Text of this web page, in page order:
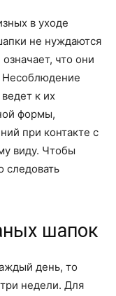
в уходе
не нуждаются
что они
Несоблюдение
к их
формы,
при контакте с
виду. Чтобы
следовать
шапок
день, то
недели. Для